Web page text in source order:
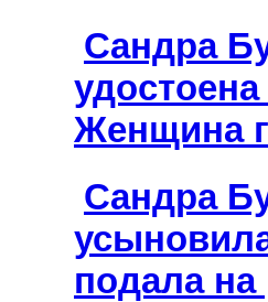
Сандра
Женщина
Сандра
подала на